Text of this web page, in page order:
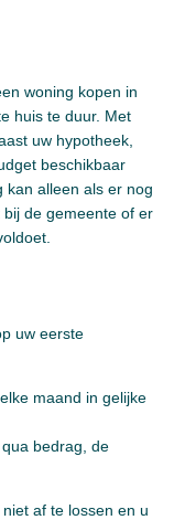
woning kopen in
huis te duur. Met
uw hypotheek,
beschikbaar
kan alleen als er nog
de gemeente of er
uw eerste
maand in gelijke
bedrag, de
af te lossen en u